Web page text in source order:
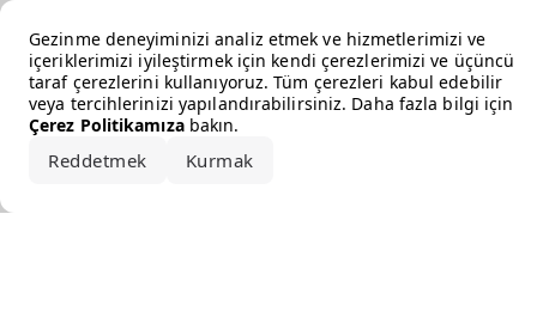
Gezinme deneyiminizi analiz etmek ve hizmetlerimizi ve
içeriklerimizi iyileştirmek için kendi çerezlerimizi ve üçüncü
taraf çerezlerini kullanıyoruz. Tüm çerezleri kabul edebilir
veya tercihlerinizi yapılandırabilirsiniz. Daha fazla bilgi için
Çerez Politikamızabakın.
Reddetmek Kurmak
Error loading the brand